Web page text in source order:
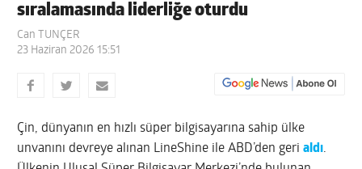
sıralamasında liderliğe oturdu
Can TUNÇER
23 Haziran 2026 15:51
Çin, dünyanın en hızlı süper bilgisayarına sahip ülke
unvanını devreye alınan LineShine ile ABD’den gerialdı.